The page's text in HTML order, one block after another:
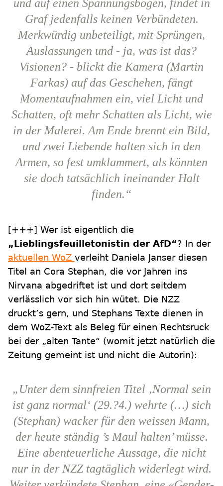
und auf einen Spannungsbogen, findet in
Graf jedenfalls keinen Verbündeten.
Merkwürdig unbeteiligt, mit Sprüngen,
Auslassungen und - ja, was ist das?
Visionen? - blickt die Kamera (Martin
Farkas) auf das Geschehen, fängt
Momentaufnahmen ein, viel Licht und
Schatten, oft mehr Schatten als Licht, wie
in der Malerei. Am Ende brennt ein Bild,
und zwei Liebende halten sich in den
Armen, so fest umklammert, als könnten
sie doch tatsächlich ineinander Halt
finden.“
[+++] Wer ist eigentlich die
„Lieblingsfeuilletonistin der AfD“? In der
aktuellen WoZ verleiht Daniela Janser diesen
Titel an Cora Stephan, die vor Jahren ins
Nirvana abgedriftet ist und dort seitdem
verlässlich vor sich hin wütet. Die NZZ
druckt’s gern, und Stephans Texte dienen in
dem WoZ-Text als Beleg für einen Rechtsruck
bei der „alten Tante“ (womit jetzt natürlich die
Zeitung gemeint ist und nicht die Autorin):
„Unter dem sinnfreien Titel ‚Normal sein
ist ganz normal‘ (29.?4.) wehrte (…) sich
(Stephan) wacker für den weissen Mann,
der heute ständig ’s Maul halten’ müsse.
Eine abenteuerliche Aussage, die nicht
nur in der NZZ tagtäglich widerlegt wird.